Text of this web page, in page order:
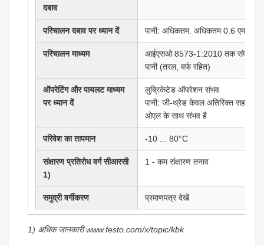
दबाव
परिचालन दबाव पर ध्यान दें पानी: अधिकतम. अधिकतम 0.6 एमपीए।
परिचालन माध्यम
आईएसओ 8573-1:2010 तक संपीड़ित
पानी (तरल, बर्फ रहित)
ऑपरेटिंग और पायलट माध्यम
पर ध्यान दें
लुब्रिकेटेड ऑपरेशन संभव
पानी: जी-थ्रेड केवल अतिरिक्त सहायक
ओएल के साथ संभव है
परिवेश का तापमान -10 ... 80°C
संक्षारण प्रतिरोध वर्ग सीआरसी
1)
1 - कम संक्षारण तनाव
समुद्री वर्गीकरण प्रमाणपत्र देखें
1) अधिक जानकारी www.festo.com/x/topic/kbk